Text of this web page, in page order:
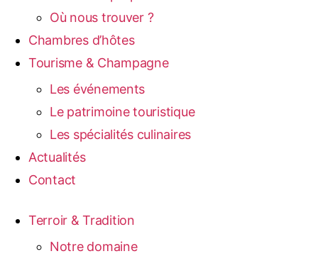
Où nous trouver ?
Chambres d’hôtes
Tourisme & Champagne
Les événements
Le patrimoine touristique
Les spécialités culinaires
Actualités
Contact
Terroir & Tradition
Notre domaine